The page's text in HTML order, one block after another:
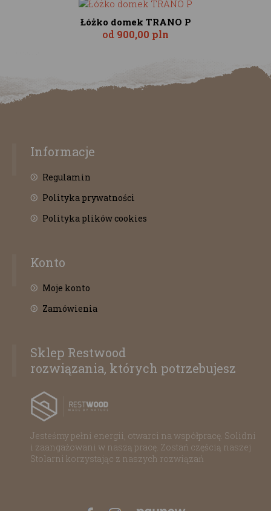
Łóżko domek TRANO P
od 900,00 pln
Informacje
Regulamin
Polityka prywatności
Polityka plików cookies
Konto
Moje konto
Zamówienia
Sklep Restwood
rozwiązania, których potrzebujesz
Jesteśmy pełni energii, otwarci na współpracę. Solidni
i zaangażowani w naszą pracę. Zostań częścią naszej
Stolarni korzystając z naszych rozwiązań